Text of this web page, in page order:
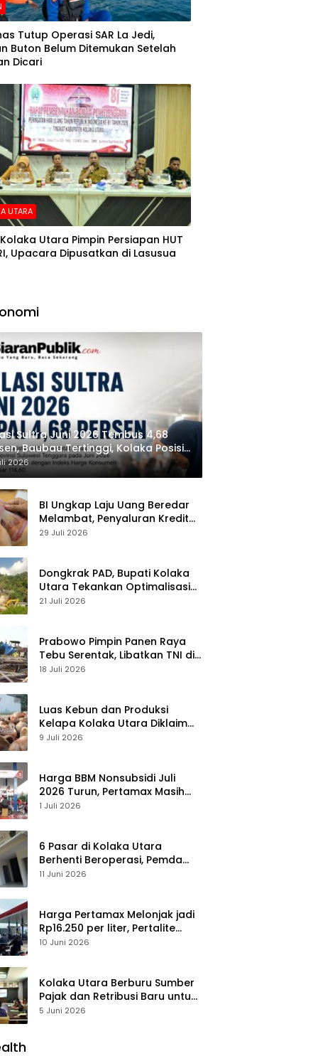
Tutup Operasi SAR La Jedi,
Buton Belum Ditemukan Setelah
Dicari
UTARA
Utara Pimpin Persiapan HUT
Upacara Dipusatkan di Lasusua
Sultra Juni 2026 Tembus 4,68
Baubau Tertinggi, Kolaka Posisi
2026
BI Ungkap Laju Uang Beredar
Melambat, Penyaluran Kredit
Perbankan Meningkat
29 Juli 2026
Dongkrak PAD, Bupati Kolaka
Utara Tekankan Optimalisasi
Pajak dan Sektor Tambang
21 Juli 2026
Prabowo Pimpin Panen Raya
Tebu Serentak, Libatkan TNI di
43 Titik Indonesia
18 Juli 2026
Luas Kebun dan Produksi
Kelapa Kolaka Utara Diklaim
Meningkat, Pemda Tawarkan
9 Juli 2026
Harga BBM Nonsubsidi Juli
2026 Turun, Pertamax Masih
Bertahan Rp16.250 per Liter
1 Juli 2026
6 Pasar di Kolaka Utara
Berhenti Beroperasi, Pemda
Susun Skema Baru Pulihkan
11 Juni 2026
Harga Pertamax Melonjak jadi
Rp16.250 per liter, Pertalite
Tetap
10 Juni 2026
Kolaka Utara Berburu Sumber
Pajak dan Retribusi Baru untuk
Menopang PAD, Ini Daftarnya
5 Juni 2026